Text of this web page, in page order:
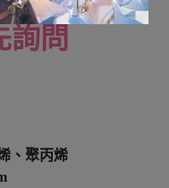
詢問
、聚丙烯